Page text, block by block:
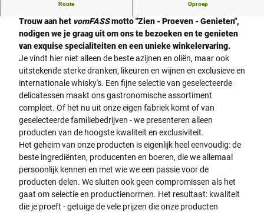
Route Oproep
Trouw aan het vomFASSmotto "Zien - Proeven - Genieten",
nodigen we je graag uit om ons te bezoeken en te genieten
van exquise specialiteiten en een unieke winkelervaring.
Je vindt hier niet alleen de beste azijnen en oliën, maar ook
uitstekende sterke dranken, likeuren en wijnen en exclusieve en
internationale whisky's. Een fijne selectie van geselecteerde
delicatessen maakt ons gastronomische assortiment
compleet. Of het nu uit onze eigen fabriek komt of van
geselecteerde familiebedrijven - we presenteren alleen
producten van de hoogste kwaliteit en exclusiviteit.
Het geheim van onze producten is eigenlijk heel eenvoudig: de
beste ingrediënten, producenten en boeren, die we allemaal
persoonlijk kennen en met wie we een passie voor de
producten delen. We sluiten ook geen compromissen als het
gaat om selectie en productienormen. Het resultaat: kwaliteit
die je proeft - getuige de vele prijzen die onze producten